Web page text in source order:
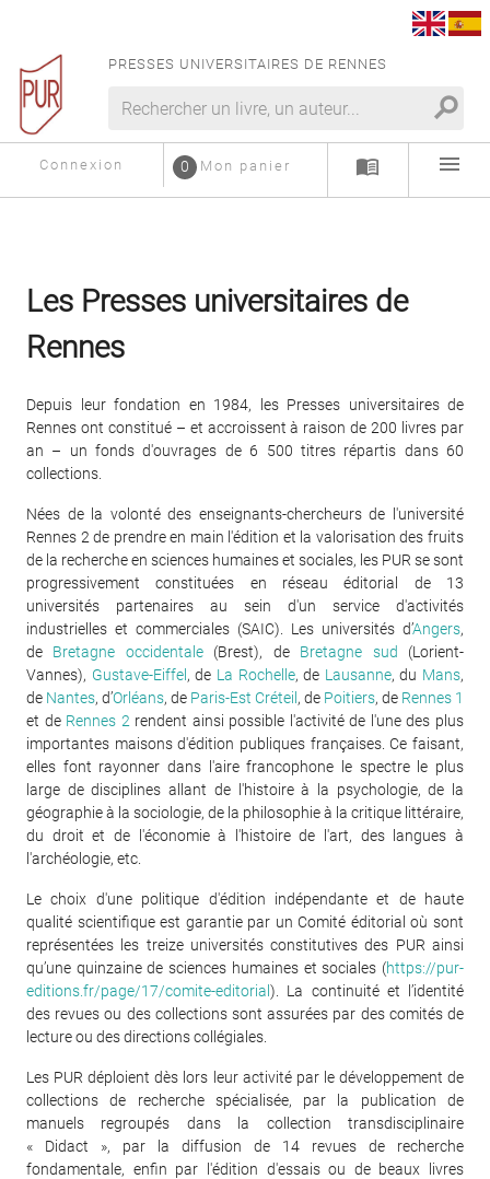
PRESSES UNIVERSITAIRES DE RENNES
search
Connexion Mon panier
0 menu_book menu
Les Presses universitaires de
Rennes
Depuis leur fondation en 1984, les Presses universitaires de
Rennes ont constitué – et accroissent à raison de 200 livres par
an – un fonds d'ouvrages de 6 500 titres répartis dans 60
collections.
Nées de la volonté des enseignants-chercheurs de l'université
Rennes 2 de prendre en main l'édition et la valorisation des fruits
de la recherche en sciences humaines et sociales, les PUR se sont
progressivement constituées en réseau éditorial de 13
universités partenaires au sein d'un service d'activités
industrielles et commerciales (SAIC). Les universités d’Angers,
de Bretagne occidentale(Brest), de Bretagne sud
(Lorient-
Vannes), Gustave-Eiffel , de La Rochelle, de Lausanne, du Mans,
de Nantes, d’Orléans, de Paris-Est Créteil , de Poitiers, de Rennes 1
et de Rennes 2 rendent ainsi possible l'activité de l'une des plus
importantes maisons d'édition publiques françaises. Ce faisant,
elles font rayonner dans l'aire francophone le spectre le plus
large de disciplines allant de l'histoire à la psychologie, de la
géographie à la sociologie, de la philosophie à la critique littéraire,
du droit et de l'économie à l'histoire de l'art, des langues à
l'archéologie, etc.
Le choix d'une politique d'édition indépendante et de haute
qualité scientifique est garantie par un Comité éditorial où sont
représentées les treize universités constitutives des PUR ainsi
qu’une quinzaine de sciences humaines et sociales (https://pur-
editions.fr/page/17/comite-editorial ). La continuité et l’identité
des revues ou des collections sont assurées par des comités de
lecture ou des directions collégiales.
Les PUR déploient dès lors leur activité par le développement de
collections de recherche spécialisée, par la publication de
manuels regroupés dans la collection transdisciplinaire
« Didact », par la diffusion de 14 revues de recherche
fondamentale, enfin par l'édition d'essais ou de beaux livres